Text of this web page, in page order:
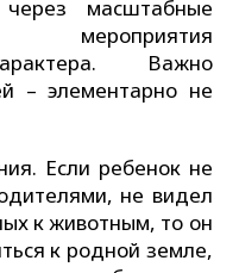
масштабные
Важно
– элементарно не
Если ребенок не
не видел
к животным, то он
к родной земле,